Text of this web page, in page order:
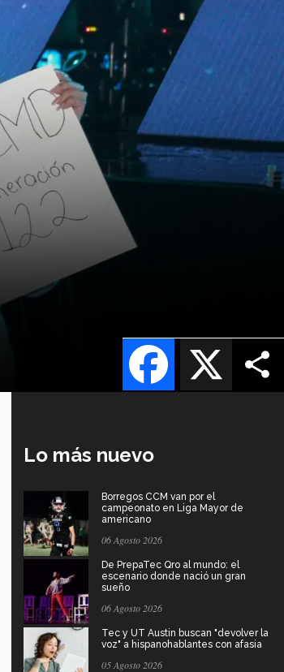
X
Facebook
Lo más nuevo
Borregos CCM van por el
campeonato en Liga Mayor de
americano
06 Agosto 2026
De PrepaTec Qro al mundo: el
escenario donde nació un gran
sueño
06 Agosto 2026
Tec y UT Austin buscan "devolver la
voz" a hispanohablantes con afasia
05 Agosto 2026